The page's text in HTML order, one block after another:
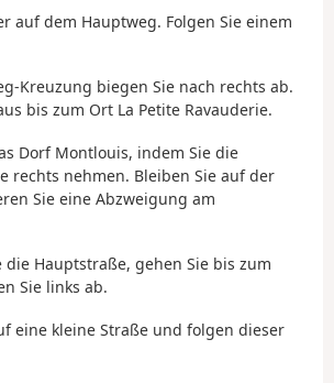
auf dem Hauptweg. Folgen Sie einem
Kreuzung biegen Sie nach rechts ab.
bis zum Ort La Petite Ravauderie.
Dorf Montlouis, indem Sie die
rechts nehmen. Bleiben Sie auf der
Sie eine Abzweigung am
die Hauptstraße, gehen Sie bis zum
Sie links ab.
eine kleine Straße und folgen dieser